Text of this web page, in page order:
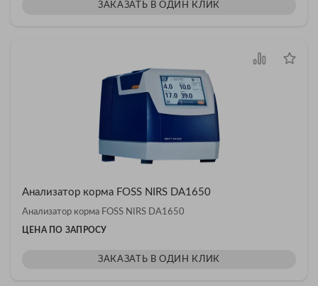
ЗАКАЗАТЬ В ОДИН КЛИК
Анализатор корма FOSS NIRS DA1650
Анализатор корма FOSS NIRS DA1650
ЦЕНА ПО ЗАПРОСУ
ЗАКАЗАТЬ В ОДИН КЛИК